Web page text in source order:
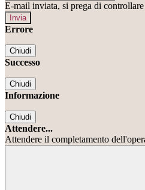
E-mail inviata, si prega di
Errore
Chiudi
Successo
Chiudi
Informazione
Chiudi
Attendere...
Attendere il completamento